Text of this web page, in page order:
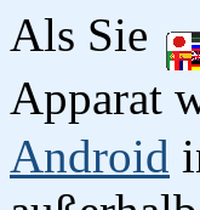
Als Sie
Apparat
Android